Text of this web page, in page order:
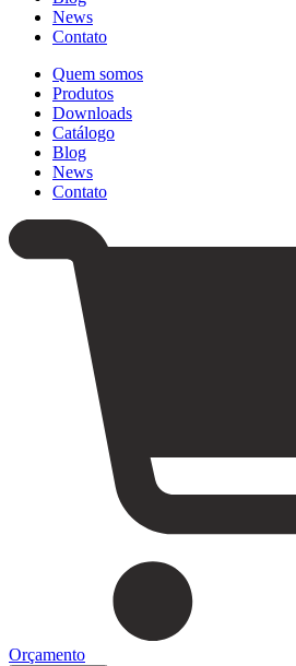
News
Contato
Quem somos
Produtos
Downloads
Catálogo
Blog
News
Contato
Orçamento